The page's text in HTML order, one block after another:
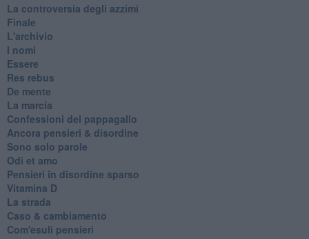
La controversia degli azzimi
Finale
L'archivio
I nomi
Essere
Res rebus
De mente
La marcia
Confessioni del pappagallo
Ancora pensieri & disordine
Sono solo parole
Odi et amo
Pensieri in disordine sparso
Vitamina D
La strada
Caso & cambiamento
Com'esuli pensieri